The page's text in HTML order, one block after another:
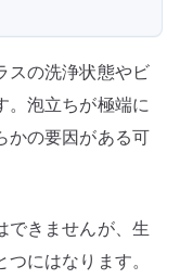
スの洗浄状態やビ
。泡立ちが極端に
かの要因がある可
できませんが、生
にはなります。